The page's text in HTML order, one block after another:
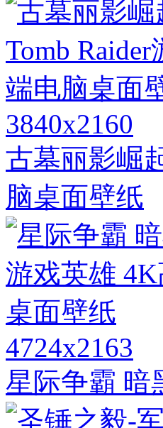
3840x2160
古墓丽影崛
脑桌面壁纸
4724x2163
星际争霸 暗